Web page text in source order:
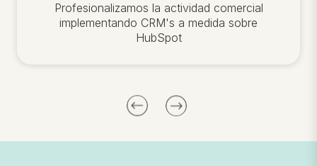
Profesionalizamos la actividad comercial
implementando CRM's a medida sobre
HubSpot